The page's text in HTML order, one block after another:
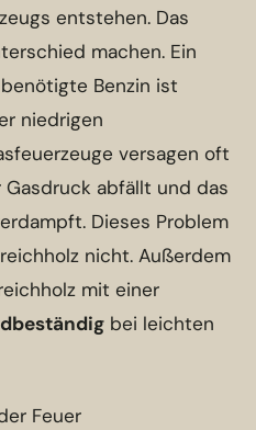
entstehen. Das
machen. Ein
Benzin ist
niedrigen
versagen oft
abfällt und das
Dieses Problem
nicht. Außerdem
mit einer
bei leichten
Feuer